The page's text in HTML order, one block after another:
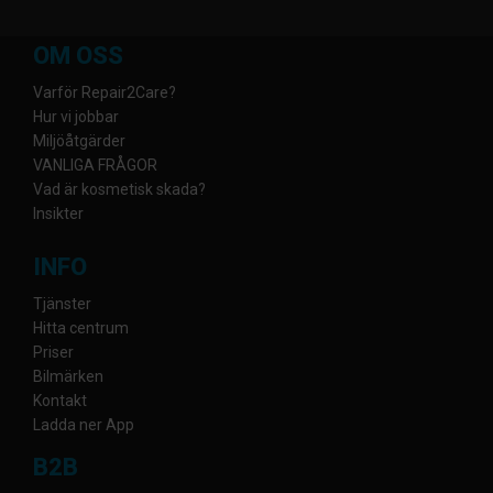
OM OSS
Varför Repair2Care?
Hur vi jobbar
Miljöåtgärder
VANLIGA FRÅGOR
Vad är kosmetisk skada?
Insikter
INFO
Tjänster
Hitta centrum
Priser
Bilmärken
Kontakt
Ladda ner App
B2B